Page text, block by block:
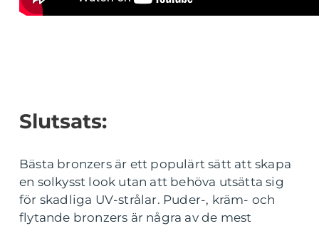
Slutsats:
Bästa bronzers är ett populärt sätt att skapa
en solkysst look utan att behöva utsätta sig
för skadliga UV-strålar. Puder-, kräm- och
flytande bronzers är några av de mest